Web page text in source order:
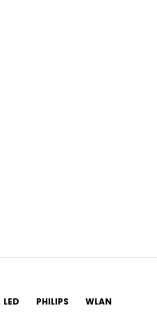
LED PHILIPS WLAN